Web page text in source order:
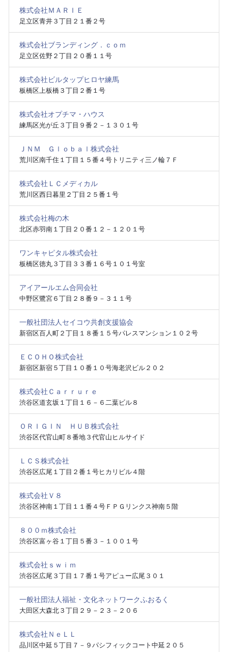
株式会社ＭＡＲＩＥ
足立区青井３丁目２１番２号
株式会社ブランディング．ｃｏｍ
足立区佐野２丁目２０番１１号
株式会社ビルタップヒロヤ練馬
板橋区上板橋３丁目２番１号
株式会社オプチマ・ハウス
練馬区光が丘３丁目９番２－１３０１号
ＪＮＭ Ｇｌｏｂａｌ株式会社
荒川区南千住１丁目１５番４号トリニティ三ノ輪７Ｆ
株式会社ＬＣメディカル
荒川区西日暮里２丁目２５番１号
株式会社梅の木
北区赤羽南１丁目２０番１２－１２０１号
ワンキャピタル株式会社
板橋区徳丸３丁目３３番１６号１０１号室
アイアールエム合同会社
中野区鷺宮６丁目２８番９－３１１号
一般社団法人セイコウ共創支援協会
新宿区百人町２丁目１８番１５号パレスマンション１０２号
ＥＣＯＨＯ株式会社
新宿区新宿５丁目１０番１０号海老沢ビル２０２
株式会社Ｃａｒｒｕｒｅ
渋谷区道玄坂１丁目１６－６二葉ビル８
ＯＲＩＧＩＮ ＨＵＢ株式会社
渋谷区代官山町８番地３代官山ヒルサイド
ＬＣＳ株式会社
渋谷区広尾１丁目２番１号ヒカリビル４階
株式会社Ｖ８
渋谷区神南１丁目１１番４号ＦＰＧリンクス神南５階
８００ｍ株式会社
渋谷区富ヶ谷１丁目５番３－１００１号
株式会社ｓｗｉｍ
渋谷区広尾３丁目１７番１号アピュー広尾３０１
一般社団法人福祉・文化ネットワークふおるく
大田区大森北３丁目２９－２３－２０６
株式会社ＮｅＬＬ
品川区中延５丁目７－９パシフィックコート中延２０５